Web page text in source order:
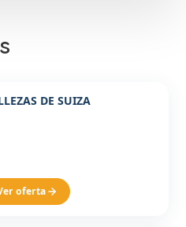
DE SUIZA
oferta